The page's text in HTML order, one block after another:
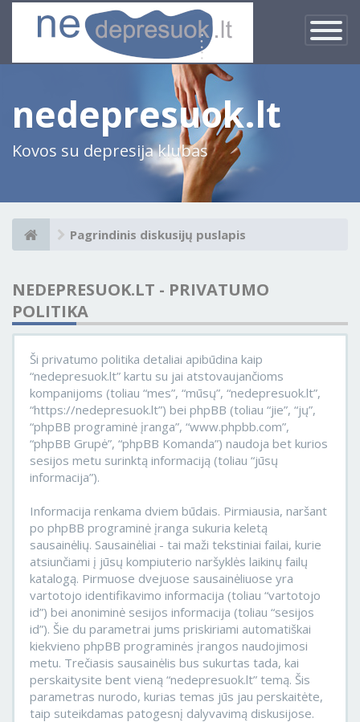
Įjungti
×
nedepresuok.lt
Kovos su depresija klubas
Pagrindinis diskusijų puslapis
NEDEPRESUOK.LT - PRIVATUMO
POLITIKA
Ši privatumo politika detaliai apibūdina kaip
“nedepresuok.lt” kartu su jai atstovaujančioms
kompanijoms (toliau “mes”, “mūsų”, “nedepresuok.lt”,
“https://nedepresuok.lt”) bei phpBB (toliau “jie”, “jų”,
“phpBB programinė įranga”, “www.phpbb.com”,
“phpBB Grupė”, “phpBB Komanda”) naudoja bet kurios
sesijos metu surinktą informaciją (toliau “jūsų
informacija”).
Informacija renkama dviem būdais. Pirmiausia, naršant
po phpBB programinė įranga sukuria keletą
sausainėlių. Sausainėliai - tai maži tekstiniai failai, kurie
atsiunčiami į jūsų kompiuterio naršyklės laikinų failų
katalogą. Pirmuose dvejuose sausainėliuose yra
vartotojo identifikavimo informacija (toliau “vartotojo
id”) bei anoniminė sesijos informacija (toliau “sesijos
id”). Šie du parametrai jums priskiriami automatiškai
kiekvieno phpBB programinės įrangos naudojimosi
metu. Trečiasis sausainėlis bus sukurtas tada, kai
perskaitysite bent vieną “nedepresuok.lt” temą. Šis
parametras nurodo, kurias temas jūs jau perskaitėte,
taip suteikdamas patogesnį dalyvavimą diskusijose.